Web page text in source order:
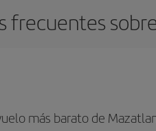
frecuentes
más barato de